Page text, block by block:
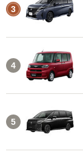
3
4
5